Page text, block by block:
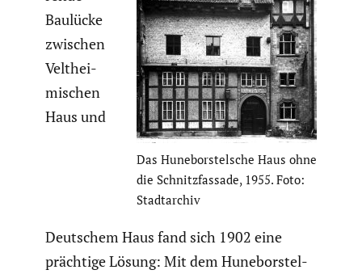
Das Hunebors­tel­sche Haus ohne
die Schnitz­fas­sade, 1955. Foto:
Stadt­ar­chiv
Baulücke
zwischen
Velthei­
mi­schen
Haus und
Deutschem Haus fand sich 1902 eine
prächtige Lösung: Mit dem Hunebors­tel­